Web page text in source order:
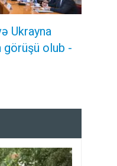
Ukrayna
olub -